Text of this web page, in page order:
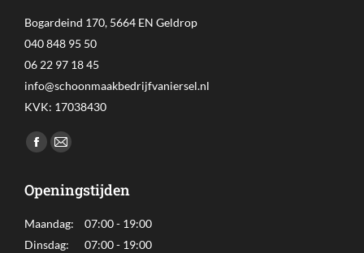
Bogardeind 170, 5664 EN Geldrop
040 848 95 50
06 22 97 18 45
info@schoonmaakbedrijfvaniersel.nl
KVK: 17038430
Vind ons op:
Facebook
opens
Mail
opens
Openingstijden
Maandag:
07:00 - 19:00
Dinsdag:
07:00 - 19:00